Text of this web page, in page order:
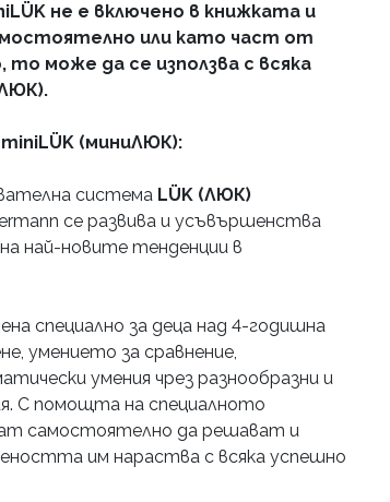
не е включено в книжката и
или като част от
може да се използва с всяка
(миниЛЮК):
система LÜK (ЛЮК)
се развива и усъвършенства
най-новите тенденции в
специално за деца над 4-годишна
умението за сравнение,
умения чрез разнообразни и
С помощта на специалното
самостоятелно да решават и
им нараства с всяка успешно